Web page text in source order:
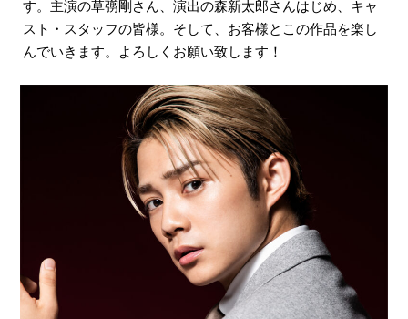
す。主演の草彅剛さん、演出の森新太郎さんはじめ、キャ
スト・スタッフの皆様。そして、お客様とこの作品を楽し
んでいきます。よろしくお願い致します！